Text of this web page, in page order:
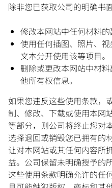
除非您已获取公司的明确书
修改本网站中任何材料的
使用任何插图、照片、
文本分开使用该等项目。
删除或更改本网站中材
他所有权信息。
如果您违反这些使用条款，
制、修改、下载或使用本网
等部分，则公司将终止您对
选择退回或销毁您已拥有的
让对本网站或其任何内容所
益。公司保留未明确授予的
这些使用条款明确允许的任